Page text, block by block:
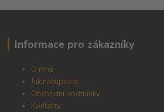
Informace pro zákazníky
O mně
Jak nakupovat
Obchodní podmínky
Kontakty